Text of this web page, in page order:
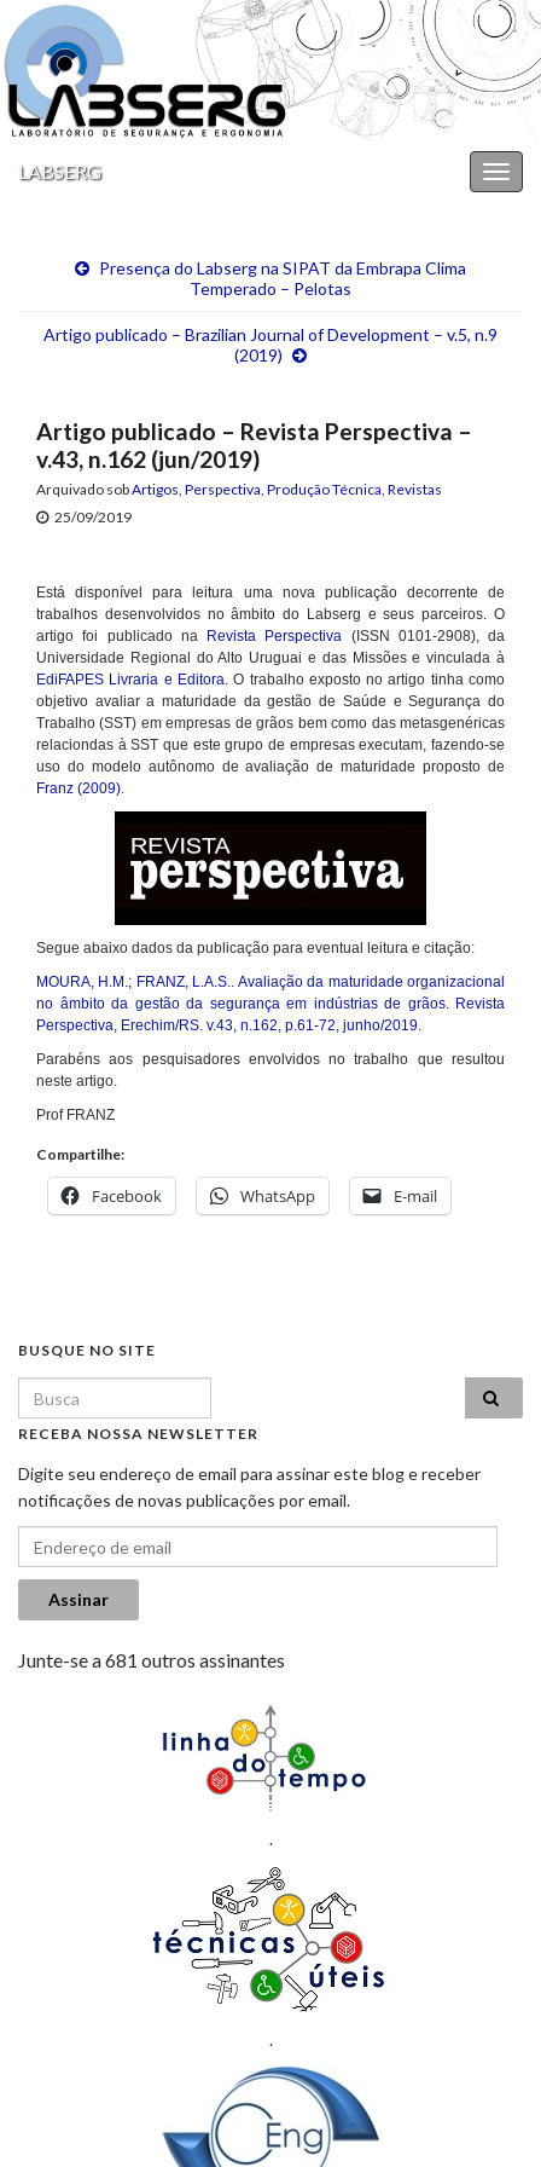
LABSERG
Presença do Labserg na SIPAT da Embrapa Clima
Temperado – Pelotas
Artigo publicado – Brazilian Journal of Development – v.5, n.9
(2019)
Artigo publicado – Revista Perspectiva –
v.43, n.162 (jun/2019)
Arquivado sobArtigos, Perspectiva, Produção Técnica, Revistas
25/09/2019
Está disponível para leitura uma nova publicação decorrente de
trabalhos desenvolvidos no âmbito do Labserg e seus parceiros. O
artigo foi publicado na
Revista Perspectiva (ISSN 0101-2908), da
Universidade Regional do Alto Uruguai e das Missões e vinculada à
EdiFAPES Livraria e Editora. O trabalho exposto no artigo tinha como
objetivo avaliar a maturidade da gestão de Saúde e Segurança do
Trabalho (SST) em empresas de grãos bem como das metasgenéricas
relaciondas à SST que este grupo de empresas executam, fazendo-se
uso do modelo autônomo de avaliação de maturidade proposto de
Franz (2009).
Segue abaixo dados da publicação para eventual leitura e citação:
MOURA, H.M.; FRANZ, L.A.S.. Avaliação da maturidade organizacional
no âmbito da gestão da segurança em indústrias de grãos. Revista
Perspectiva, Erechim/RS. v.43, n.162, p.61-72, junho/2019.
Parabéns aos pesquisadores envolvidos no trabalho que resultou
neste artigo.
Prof FRANZ
Compartilhe:
Facebook WhatsApp E-mail
BUSQUE NO SITE
Search for:
RECEBA NOSSA NEWSLETTER
Digite seu endereço de email para assinar este blog e receber
notificações de novas publicações por email.
Endereço de email
Assinar
Junte-se a 681 outros assinantes
.
.